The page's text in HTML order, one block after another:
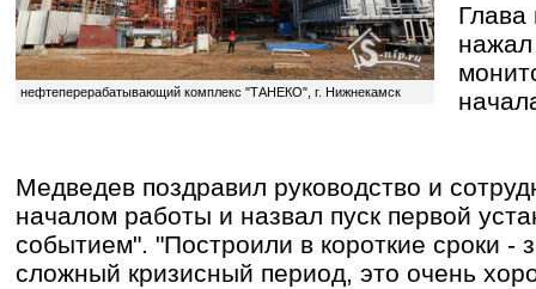
нефтеперерабатывающий комплекс "ТАНЕКО", г. Нижнекамск
Глава
нажал
Медведев поздравил руководство и
началом работы и назвал пуск первой
событием". "Построили в короткие сроки -
сложный кризисный период, это очень